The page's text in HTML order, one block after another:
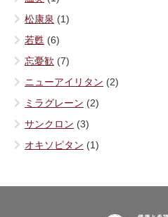
松康泉 (1)
若甦 (6)
忘憂歓 (7)
ニューアイリタン (2)
ミラグレーン (2)
サンクロン (3)
オキソピタン (1)